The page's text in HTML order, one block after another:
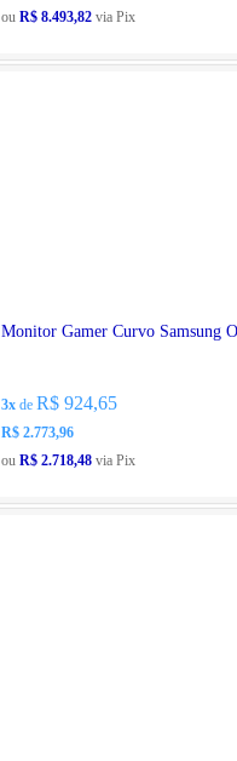
ouR$ 8.493,82 via Pix
Monitor Gamer Curvo Samsung
3x deR$ 924,65
R$ 2.773,96
ouR$ 2.718,48 via Pix